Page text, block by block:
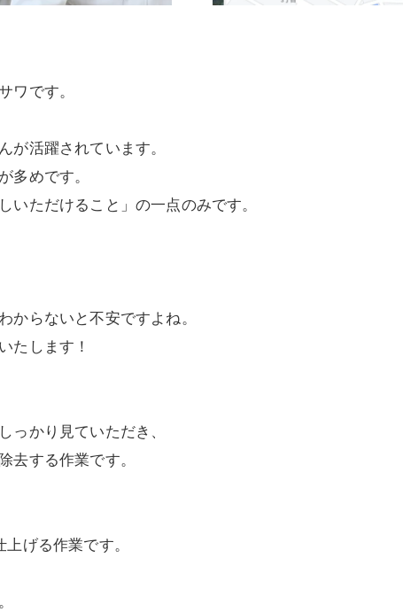
ワです。
活躍されています。
多めです。
ただけること」の一点のみです。
からないと不安ですよね。
たします！
かり見ていただき、
去する作業です。
げる作業です。